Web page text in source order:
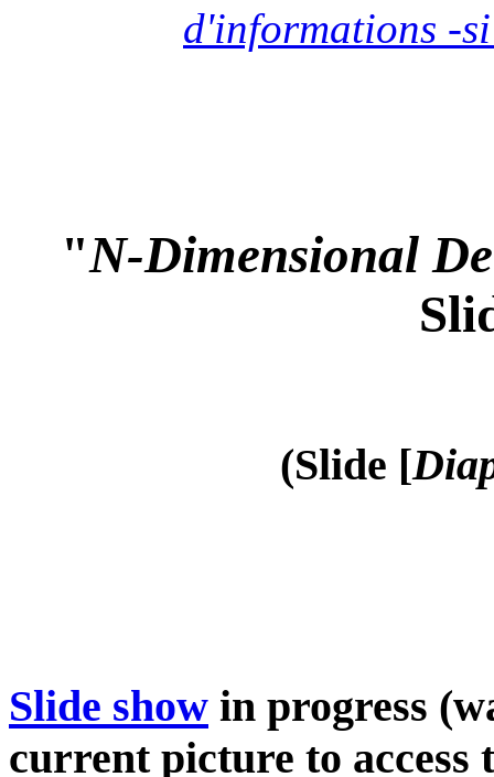
d'informations -
"N-Dimensional
(Slide [
Slide show in progress
current picture to access